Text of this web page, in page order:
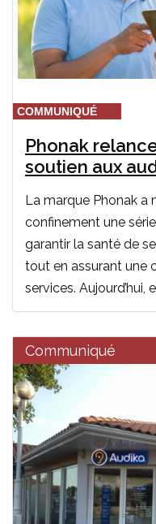
COMMUNIQUÉ
Phonak
soutien aux
La marque Phonak a
confinement une
garantir la santé de
tout en assurant une
services. Aujourd’hui,
Communiqué